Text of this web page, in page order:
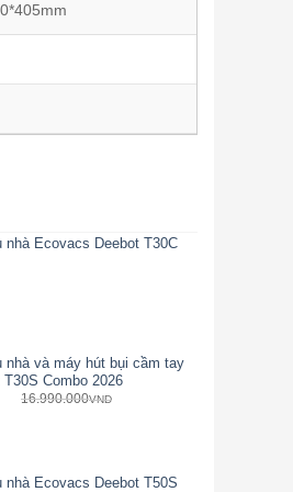
nhà Ecovacs Deebot T30C
nhà và máy hút bụi cầm tay
Combo 2026
16.990.000VND
nhà Ecovacs Deebot T50S